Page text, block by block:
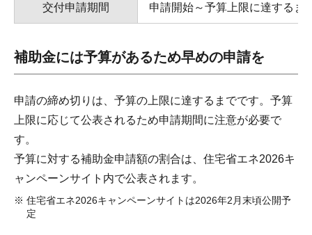
交付申請期間 申請開始～予算上限に達するま
補助金には予算があるため早めの申請を
申請の締め切りは、予算の上限に達するまでです。予算
上限に応じて公表されるため申請期間に注意が必要で
す。
予算に対する補助金申請額の割合は、住宅省エネ2026キ
ャンペーンサイト内で公表されます。
住宅省エネ2026キャンペーンサイトは2026年2月末頃公開予
定